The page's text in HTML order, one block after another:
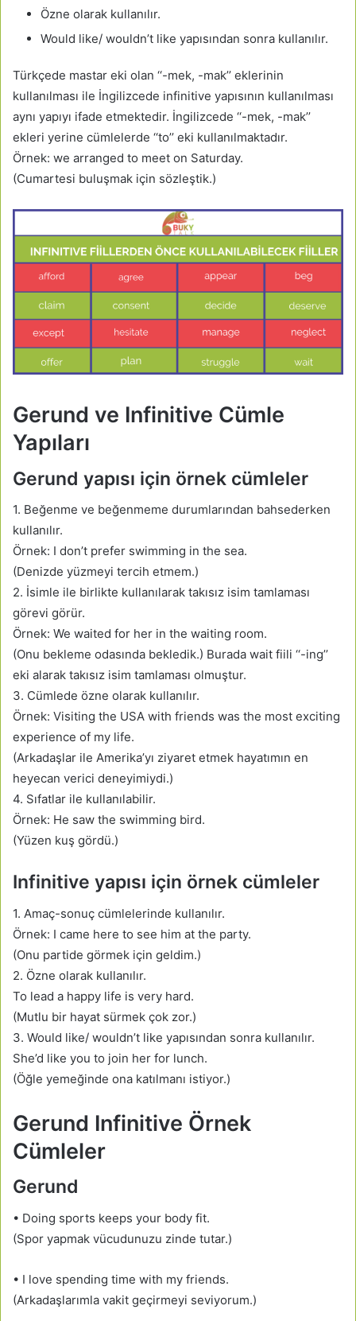
Özne olarak kullanılır.
Would like/ wouldn’t like yapısından sonra kullanılır.
Türkçede mastar eki olan ‘‘-mek, -mak’’ eklerinin
kullanılması ile İngilizcede infinitive yapısının kullanılması
aynı yapıyı ifade etmektedir. İngilizcede ‘‘-mek, -mak’’
ekleri yerine cümlelerde ‘‘to’’ eki kullanılmaktadır.
Örnek: we arranged to meet on Saturday.
(Cumartesi buluşmak için sözleştik.)
Gerund ve Infinitive Cümle
Yapıları
Gerund yapısı için örnek cümleler
1. Beğenme ve beğenmeme durumlarından bahsederken
kullanılır.
Örnek: I don’t prefer swimming in the sea.
(Denizde yüzmeyi tercih etmem.)
2. İsimle ile birlikte kullanılarak takısız isim tamlaması
görevi görür.
Örnek: We waited for her in the waiting room.
(Onu bekleme odasında bekledik.) Burada wait fiili ‘‘-ing’’
eki alarak takısız isim tamlaması olmuştur.
3. Cümlede özne olarak kullanılır.
Örnek: Visiting the USA with friends was the most exciting
experience of my life.
(Arkadaşlar ile Amerika’yı ziyaret etmek hayatımın en
heyecan verici deneyimiydi.)
4. Sıfatlar ile kullanılabilir.
Örnek: He saw the swimming bird.
(Yüzen kuş gördü.)
Infinitive yapısı için örnek cümleler
1. Amaç-sonuç cümlelerinde kullanılır.
Örnek: I came here to see him at the party.
(Onu partide görmek için geldim.)
2. Özne olarak kullanılır.
To lead a happy life is very hard.
(Mutlu bir hayat sürmek çok zor.)
3. Would like/ wouldn’t like yapısından sonra kullanılır.
She’d like you to join her for lunch.
(Öğle yemeğinde ona katılmanı istiyor.)
Gerund Infinitive Örnek
Cümleler
Gerund
• Doing sports keeps your body fit.
(Spor yapmak vücudunuzu zinde tutar.)
• I love spending time with my friends.
(Arkadaşlarımla vakit geçirmeyi seviyorum.)